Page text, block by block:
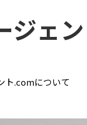
ジェ
ト.comについて